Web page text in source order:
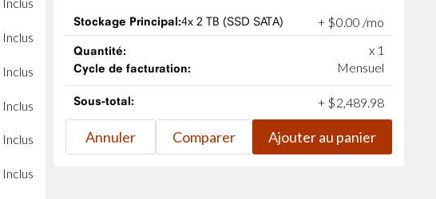
Inclus
Inclus
Inclus
Inclus
Inclus
Stockage Principal:4x 2 TB (SSD SATA) + $0.00 /mo
Quantité: x 1
Cycle de facturation: Mensuel
Sous-total: + $2,489.98